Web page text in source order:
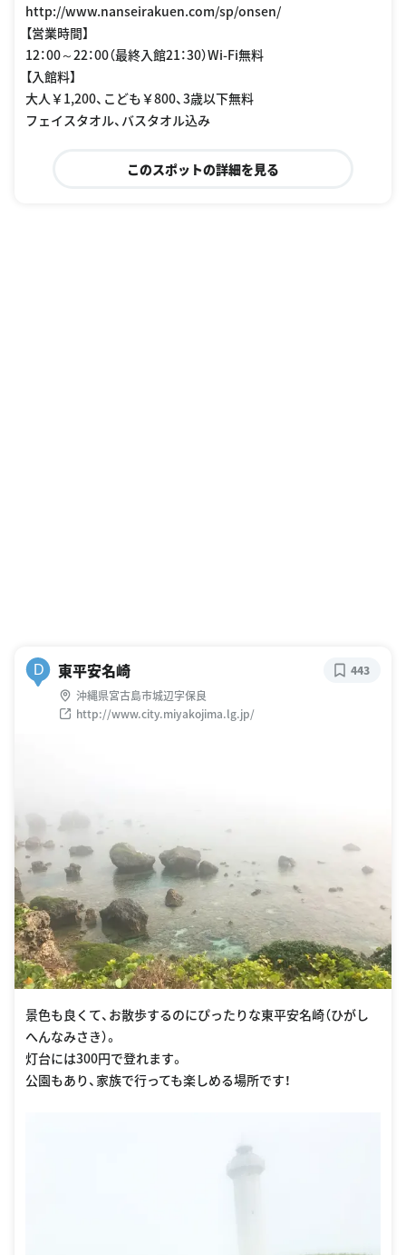
http://www.nanseirakuen.com/sp/onsen/
【営業時間】
12：00～22：00（最終入館21：30）Wi-Fi無料
【入館料】
大人￥1,200、こども￥800、3歳以下無料
フェイスタオル、バスタオル込み
このスポットの詳細を見る
D 東平安名崎
沖縄県宮古島市城辺字保良
http://www.city.miyakojima.lg.jp/
443
景色も良くて、お散歩するのにぴったりな東平安名崎（ひがし
へんなみさき）。
灯台には300円で登れます。
公園もあり、家族で行っても楽しめる場所です！